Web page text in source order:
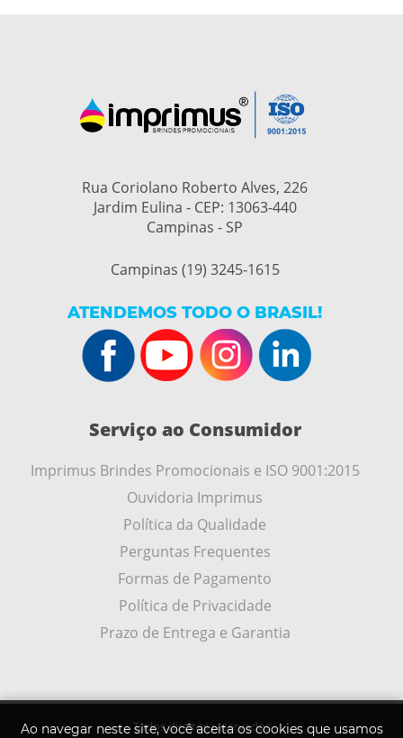
Ao navegar neste site, você aceita os cookies que usamos
Rua Coriolano Roberto Alves, 226
Jardim Eulina - CEP: 13063-440
Campinas - SP
Campinas (19) 3245-1615
ATENDEMOS TODO O BRASIL!
Serviço ao Consumidor
Imprimus Brindes Promocionais e ISO 9001:2015
Ouvidoria Imprimus
Política da Qualidade
Perguntas Frequentes
Formas de Pagamento
Política de Privacidade
Prazo de Entrega e Garantia
Todos direitos reservados